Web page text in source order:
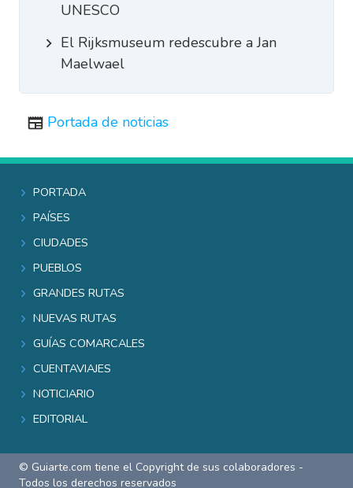
UNESCO
El Rijksmuseum redescubre a Jan
Maelwael
Portada de noticias
Portada
Países
Ciudades
Pueblos
Grandes rutas
Nuevas rutas
Guías comarcales
Cuentaviajes
Noticiario
Editorial
© Guiarte.com tiene el Copyright de sus colaboradores -
Todos los derechos reservados